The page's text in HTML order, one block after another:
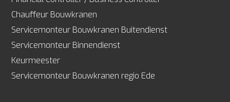
Chauffeur Bouwkranen
Servicemonteur Bouwkranen Buitendienst
Servicemonteur Binnendienst
Keurmeester
Servicemonteur Bouwkranen regio Ede